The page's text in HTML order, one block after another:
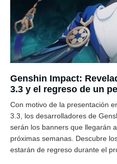
Genshin Impact:
3.3 y el regreso de un
Con motivo de la presentación
3.3, los desarrolladores de
serán los banners que llegarán
próximas semanas. Descubre
estarán de regreso durante el